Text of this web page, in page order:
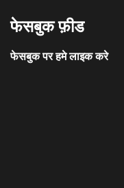
फेसबुक फ़ीड
फेसबुक पर हमे लाइक करे